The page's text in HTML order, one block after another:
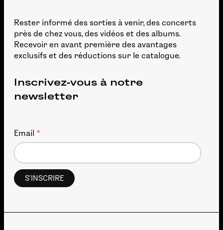
Rester informé des sorties à venir, des concerts
près de chez vous, des vidéos et des albums.
Recevoir en avant première des avantages
exclusifs et des réductions sur le catalogue.
Inscrivez-vous à notre
newsletter
Email *